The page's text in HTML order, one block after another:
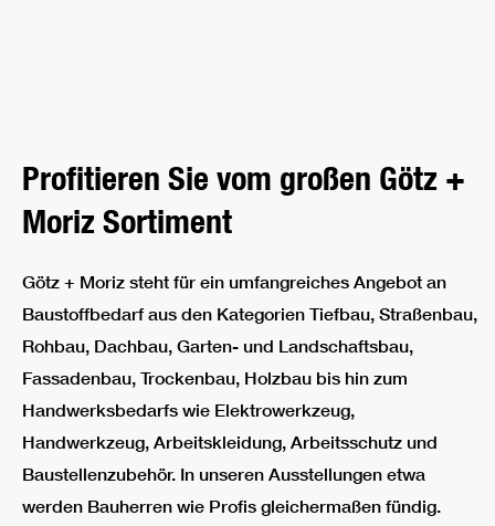
Profitieren Sie vom großen Götz +
Moriz Sortiment
Götz + Moriz steht für ein umfangreiches Angebot an
Baustoffbedarf aus den Kategorien Tiefbau, Straßenbau,
Rohbau, Dachbau, Garten- und Landschaftsbau,
Fassadenbau, Trockenbau, Holzbau bis hin zum
Handwerksbedarfs wie Elektrowerkzeug,
Handwerkzeug, Arbeitskleidung, Arbeitsschutz und
Baustellenzubehör. In unseren Ausstellungen etwa
werden Bauherren wie Profis gleichermaßen fündig.